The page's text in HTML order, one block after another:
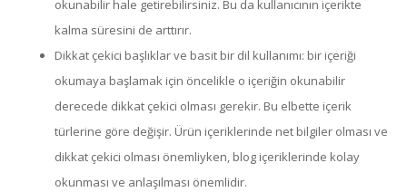
okunabilir hale getirebilirsiniz. Bu da kullanıcının içerikte
kalma süresini de arttırır.
Dikkat çekici başlıklar ve basit bir dil kullanımı: bir içeriği
okumaya başlamak için öncelikle o içeriğin okunabilir
derecede dikkat çekici olması gerekir. Bu elbette içerik
türlerine göre değişir. Ürün içeriklerinde net bilgiler olması ve
dikkat çekici olması önemliyken, blog içeriklerinde kolay
okunması ve anlaşılması önemlidir.